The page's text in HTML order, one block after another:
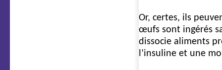
Or, certes, ils
œufs sont ingérés
dissocie aliments
l’insuline et une